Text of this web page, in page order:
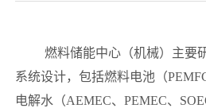
燃料储能中心（机械）主要
系统设计，包括燃料电池（
电解水（AEMEC、PEMEC、